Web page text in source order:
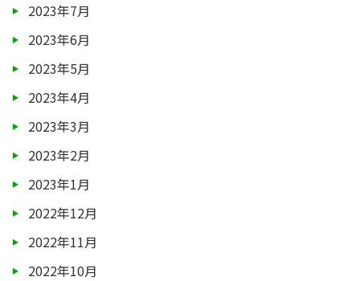
2023年7月
2023年6月
2023年5月
2023年4月
2023年3月
2023年2月
2023年1月
2022年12月
2022年11月
2022年10月